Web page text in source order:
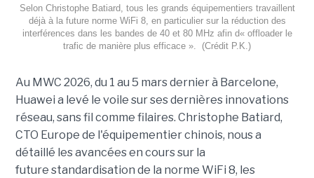
Selon Christophe Batiard, tous les grands équipementiers travaillent
déjà à la future norme WiFi 8, en particulier sur la réduction des
interférences dans les bandes de 40 et 80 MHz afin d« offloader le
trafic de manière plus efficace ». (Crédit P.K.)
Au MWC 2026, du 1 au 5 mars dernier à Barcelone,
Huawei a levé le voile sur ses dernières innovations
réseau, sans fil comme filaires. Christophe Batiard,
CTO Europe de l'équipementier chinois, nous a
détaillé les avancées en cours sur la
future standardisation de la norme WiFi 8, les